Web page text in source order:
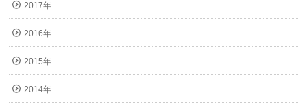
2017年
2016年
2015年
2014年